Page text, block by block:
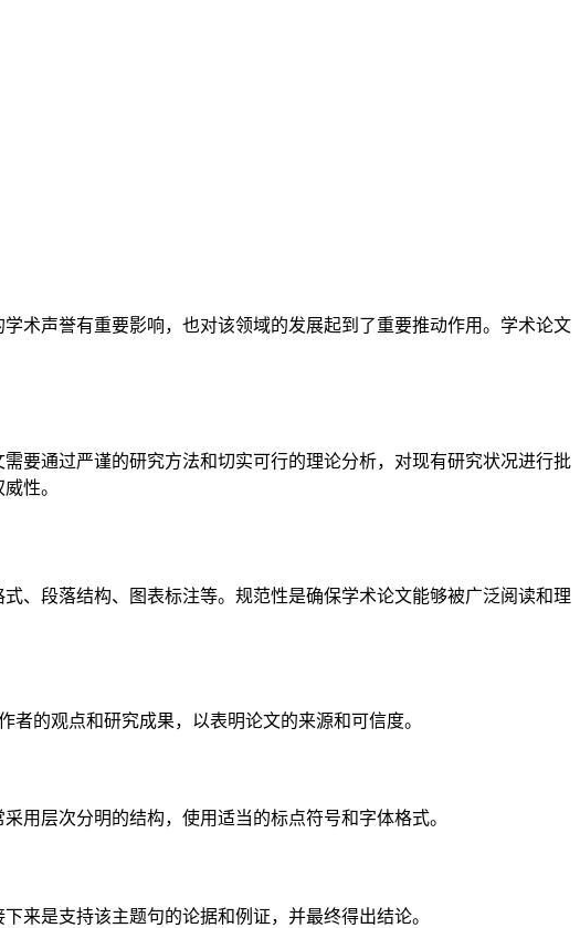
术声誉有重要影响，也对该领域的发展起到了重要推动作用。学术论文
要通过严谨的研究方法和切实可行的理论分析，对现有研究状况进行批
性。
、段落结构、图表标注等。规范性是确保学术论文能够被广泛阅读和理
的观点和研究成果，以表明论文的来源和可信度。
用层次分明的结构，使用适当的标点符号和字体格式。
来是支持该主题句的论据和例证，并最终得出结论。